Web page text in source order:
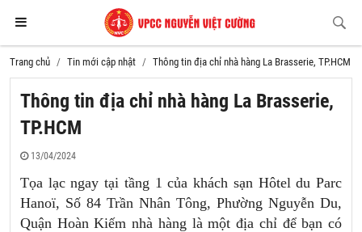
Trang chủ Tin mới cập nhật Thông tin địa chỉ nhà hàng La Brasserie, TP.HCM
Thông tin địa chỉ nhà hàng La Brasserie,
TP.HCM
13/04/2024
Tọa lạc ngay tại tầng 1 của khách sạn Hôtel du Parc
Hanoï, Số 84 Trần Nhân Tông, Phường Nguyễn Du,
Quận Hoàn Kiếm nhà hàng là một địa chỉ để bạn có